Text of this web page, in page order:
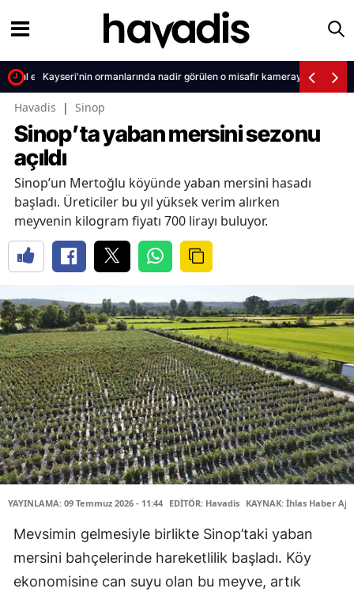
edildi
Kayseri'nin ormanlarında nadir görülen o misafir kameraya yakalandı
Havadis | Sinop
Sinop’ta yaban mersini sezonu
açıldı
Sinop’un Mertoğlu köyünde yaban mersini hasadı
başladı. Üreticiler bu yıl yüksek verim alırken
meyvenin kilogram fiyatı 700 lirayı buluyor.
YAYINLAMA: 09 Temmuz 2026 - 11:44 EDİTÖR: Havadis KAYNAK: İhlas Haber
Mevsimin gelmesiyle birlikte Sinop’taki yaban
mersini bahçelerinde hareketlilik başladı. Köy
ekonomisine can suyu olan bu meyve, artık